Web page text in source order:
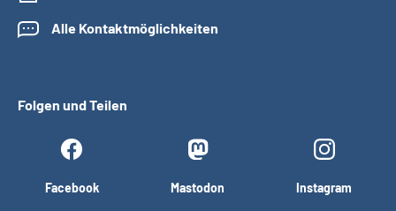
Alle Kontaktmöglichkeiten
Folgen und Teilen
Facebook Mastodon Instagram